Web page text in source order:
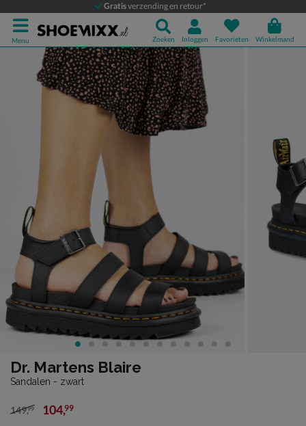
Gratisverzending en retour*
Menu Zoeken Inloggen Favorieten Winkelmand
Dr. Martens Blaire
Sandalen
Product media galerij
Dr. Martens Blaire
Sandalen - zwart
van € 149,99 voor € 104,99
149,99 104,99